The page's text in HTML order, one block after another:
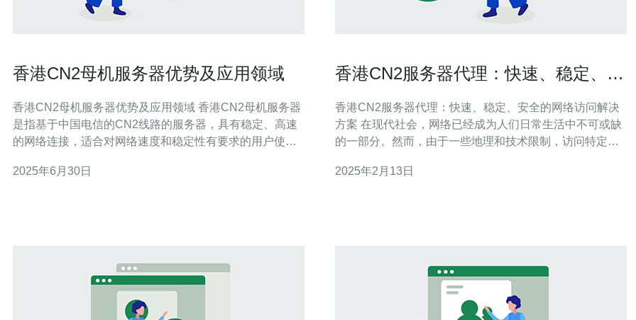
香港CN2母机服务器优势及应用领域
香港CN2母机服务器优势及应用领域 香港CN2母机服务器
是指基于中国电信的CN2线路的服务器，具有稳定、高速
的网络连接，适合对网络速度和稳定性有要求的用户使
国电信的CN2线路，具有高速稳定的网络连接，适合对网
2025年6月30日
香港CN2服务器代理：快速、稳定、安
香港CN2服务器代理：快速、稳定、安全的网络访问解决
方案 在现代社会，网络已经成为人们日常生活中不可或缺
的一部分。然而，由于一些地理和技术限制，访问特定的
CN2服务器代理应运而生。本文将介绍香港CN2服务器代
2025年2月13日